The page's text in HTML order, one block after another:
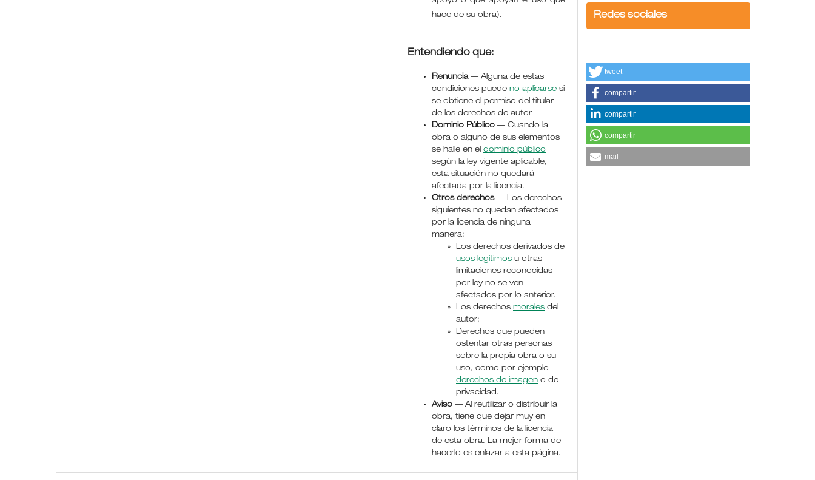
hace de su obra).
Entendiendo que:
Renuncia— Alguna de estas
condiciones puedeno aplicarse si
se obtiene el permiso del titular
de los derechos de autor
Dominio Público — Cuando la
obra o alguno de sus elementos
se halle en eldominio público
según la ley vigente aplicable,
esta situación no quedará
afectada por la licencia.
Otros derechos— Los derechos
siguientes no quedan afectados
por la licencia de ninguna
manera:
Los derechos derivados de
usos legítimos u otras
limitaciones reconocidas
por ley no se ven
afectados por lo anterior.
Los derechosmorales del
autor;
Derechos que pueden
ostentar otras personas
sobre la propia obra o su
uso, como por ejemplo
derechos de imagen o de
privacidad.
Aviso — Al reutilizar o distribuir la
obra, tiene que dejar muy en
claro los términos de la licencia
de esta obra. La mejor forma de
hacerlo es enlazar a esta página.
Redes sociales
tweet
compartir
compartir
compartir
mail